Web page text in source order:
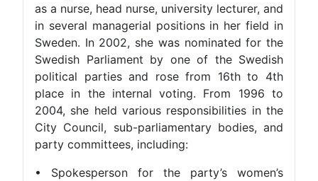
as a nurse, head nurse, university lecturer, and
in several managerial positions in her field in
Sweden. In 2002, she was nominated for the
Swedish Parliament by one of the Swedish
political parties and rose from 16th to 4th
place in the internal voting. From 1996 to
2004, she held various responsibilities in the
City Council, sub-parliamentary bodies, and
party committees, including:
• Spokesperson for the party’s women’s